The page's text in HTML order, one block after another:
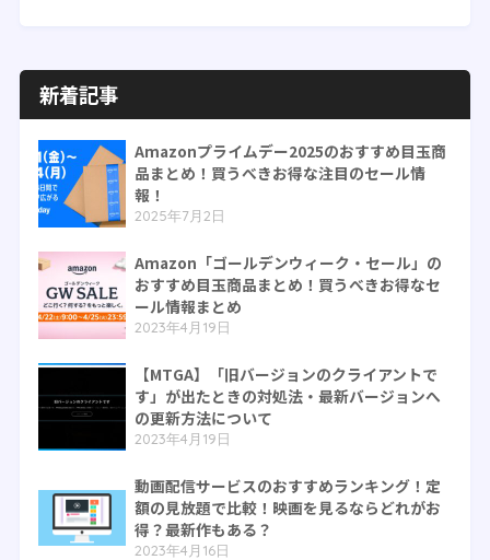
新着記事
Amazonプライムデー2025のおすすめ目玉商
品まとめ！買うべきお得な注目のセール情
報！
2025年7月2日
Amazon「ゴールデンウィーク・セール」の
おすすめ目玉商品まとめ！買うべきお得なセ
ール情報まとめ
2023年4月19日
【MTGA】「旧バージョンのクライアントで
す」が出たときの対処法・最新バージョンへ
の更新方法について
2023年4月19日
動画配信サービスのおすすめランキング！定
額の見放題で比較！映画を見るならどれがお
得？最新作もある？
2023年4月16日